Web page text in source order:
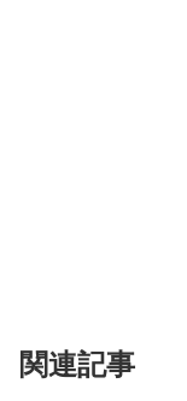
関連記事